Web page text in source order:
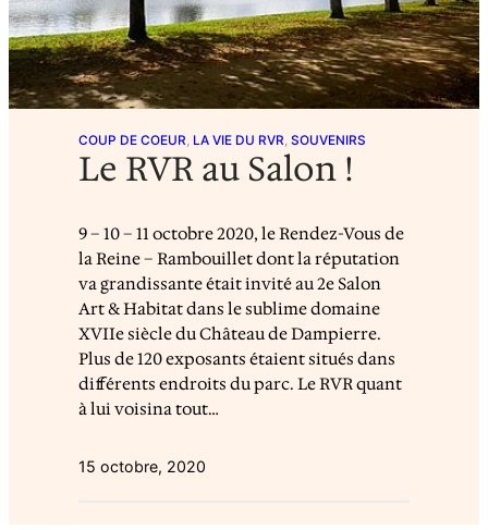
COUP DE COEUR, LA VIE DU RVR, SOUVENIRS
Le RVR au Salon !
9 – 10 – 11 octobre 2020, le Rendez-Vous de
la Reine – Rambouillet dont la réputation
va grandissante était invité au 2e Salon
Art & Habitat dans le sublime domaine
XVIIe siècle du Château de Dampierre.
Plus de 120 exposants étaient situés dans
différents endroits du parc. Le RVR quant
à lui voisina tout…
15 octobre, 2020